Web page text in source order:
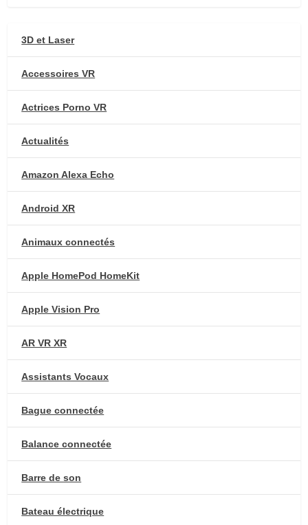
3D et Laser
Accessoires VR
Actrices Porno VR
Actualités
Amazon Alexa Echo
Android XR
Animaux connectés
Apple HomePod HomeKit
Apple Vision Pro
AR VR XR
Assistants Vocaux
Bague connectée
Balance connectée
Barre de son
Bateau électrique